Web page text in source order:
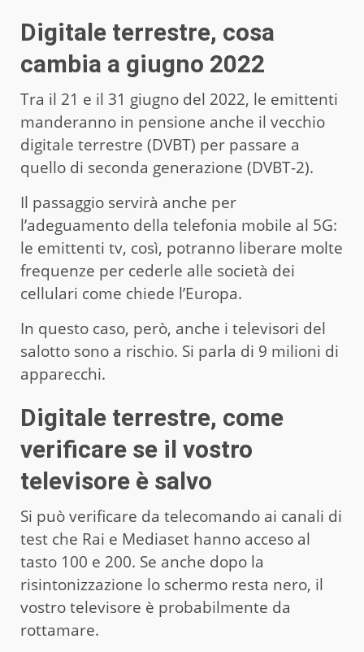
Digitale terrestre, cosa
cambia a giugno 2022
Tra il 21 e il 31 giugno del 2022, le emittenti
manderanno in pensione anche il vecchio
digitale terrestre (DVBT) per passare a
quello di seconda generazione (DVBT-2).
Il passaggio servirà anche per
l’adeguamento della telefonia mobile al 5G:
le emittenti tv, così, potranno liberare molte
frequenze per cederle alle società dei
cellulari come chiede l’Europa.
In questo caso, però, anche i televisori del
salotto sono a rischio. Si parla di 9 milioni di
apparecchi.
Digitale terrestre, come
verificare se il vostro
televisore è salvo
Si può verificare da telecomando ai canali di
test che Rai e Mediaset hanno acceso al
tasto 100 e 200. Se anche dopo la
risintonizzazione lo schermo resta nero, il
vostro televisore è probabilmente da
rottamare.